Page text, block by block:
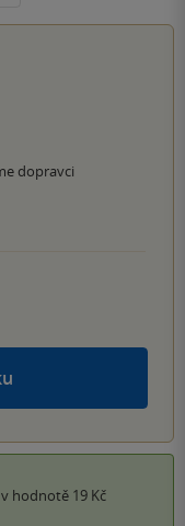
dopravci
v hodnotě 19 Kč